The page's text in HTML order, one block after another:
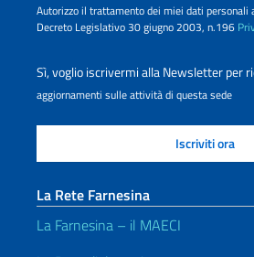
Autorizzo il trattamento dei miei dati personali
Decreto Legislativo 30 giugno 2003, n.196
Sì, voglio iscrivermi alla Newsletter per
aggiornamenti sulle attività di questa sede
La Rete Farnesina
La Farnesina – il MAECI